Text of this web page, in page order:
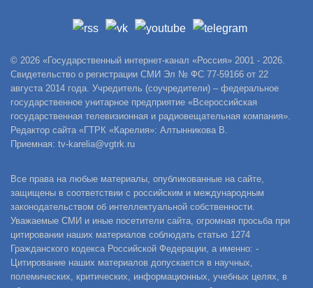
© 2026 «Государственный интернет-канал «Россия» 2001 - 2026.
Свидетельство о регистрации СМИ Эл № ФС 77-59166 от 22
августа 2014 года. Учредитель (соучредители) – федеральное
государственное унитарное предприятие «Всероссийская
государственная телевизионная и радиовещательная компания».
Редактор сайта «ГТРК «Карелия»: Алтынникова В.
Приемная: tv-karelia@vgtrk.ru
Все права на любые материалы, опубликованные на сайте,
защищены в соответствии с российским и международным
законодательством об интеллектуальной собственности.
Уважаемые СМИ и иные посетители сайта, огромная просьба при
цитировании наших материалов соблюдать статью 1274
Гражданского кодекса Российской Федерации, а именно: -
Цитирование наших материалов допускается в научных,
полемических, критических, информационных, учебных целях, в